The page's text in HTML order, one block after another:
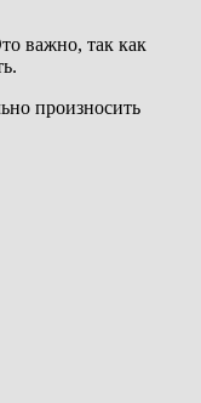
важно, так как
произносить